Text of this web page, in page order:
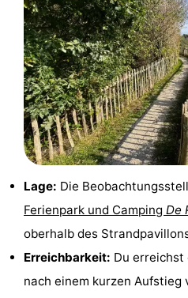
Eibernest
Hoogelandt
Beach
Park
Texel
Buytenveldt
De
Krim
-
EuroParcs
Texel
Kustpark
Texel
-
Sluftervallei
Lage: Die
Ferienpark und Camping De
oberhalb des
Erreichbarkeit: Du erreichst
nach einem kurzen Aufstieg